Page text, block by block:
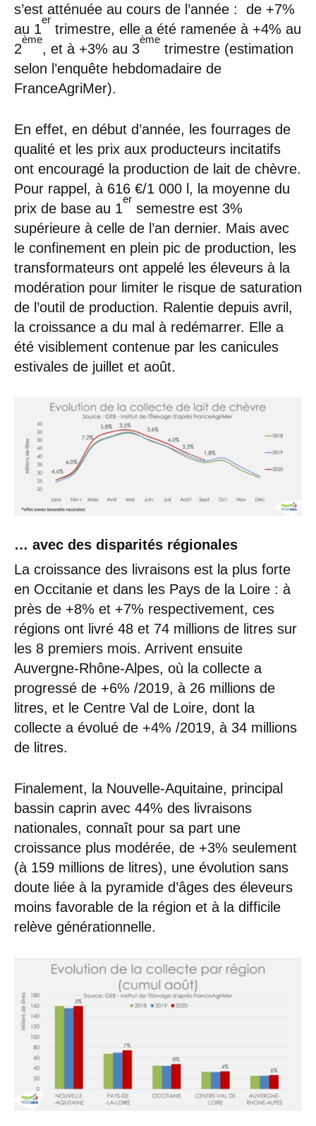
s’est atténuée au cours de l’année : de +7%
au 1
er
trimestre, elle a été ramenée à +4% au
2
ème
, et à +3% au 3
ème
trimestre (estimation
selon l’enquête hebdomadaire de
FranceAgriMer).
En effet, en début d’année, les fourrages de
qualité et les prix aux producteurs incitatifs
ont encouragé la production de lait de chèvre.
Pour rappel, à 616 €/1 000 l, la moyenne du
prix de base au 1
er
semestre est 3%
supérieure à celle de l’an dernier. Mais avec
le confinement en plein pic de production, les
transformateurs ont appelé les éleveurs à la
modération pour limiter le risque de saturation
de l’outil de production. Ralentie depuis avril,
la croissance a du mal à redémarrer. Elle a
été visiblement contenue par les canicules
estivales de juillet et août.
… avec des disparités régionales
La croissance des livraisons est la plus forte
en Occitanie et dans les Pays de la Loire : à
près de +8% et +7% respectivement, ces
régions ont livré 48 et 74 millions de litres sur
les 8 premiers mois. Arrivent ensuite
Auvergne-Rhône-Alpes, où la collecte a
progressé de +6% /2019, à 26 millions de
litres, et le Centre Val de Loire, dont la
collecte a évolué de +4% /2019, à 34 millions
de litres.
Finalement, la Nouvelle-Aquitaine, principal
bassin caprin avec 44% des livraisons
nationales, connaît pour sa part une
croissance plus modérée, de +3% seulement
(à 159 millions de litres), une évolution sans
doute liée à la pyramide d’âges des éleveurs
moins favorable de la région et à la difficile
relève générationnelle.